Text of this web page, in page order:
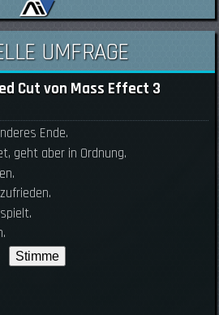
UMFRAGE
Cut von Mass Effect 3
Ende.
geht aber in Ordnung.